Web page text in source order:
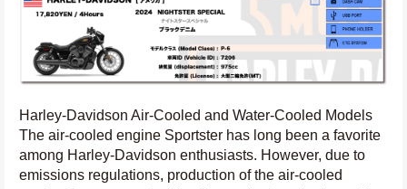
Harley-Davidson Air-Cooled and Water-Cooled Models
The air-cooled engine Sportster has long been a favorite
among Harley-Davidson enthusiasts. However, due to
emissions regulations, production of the air-cooled